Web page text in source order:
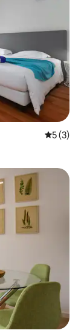
5 de
5 (3)